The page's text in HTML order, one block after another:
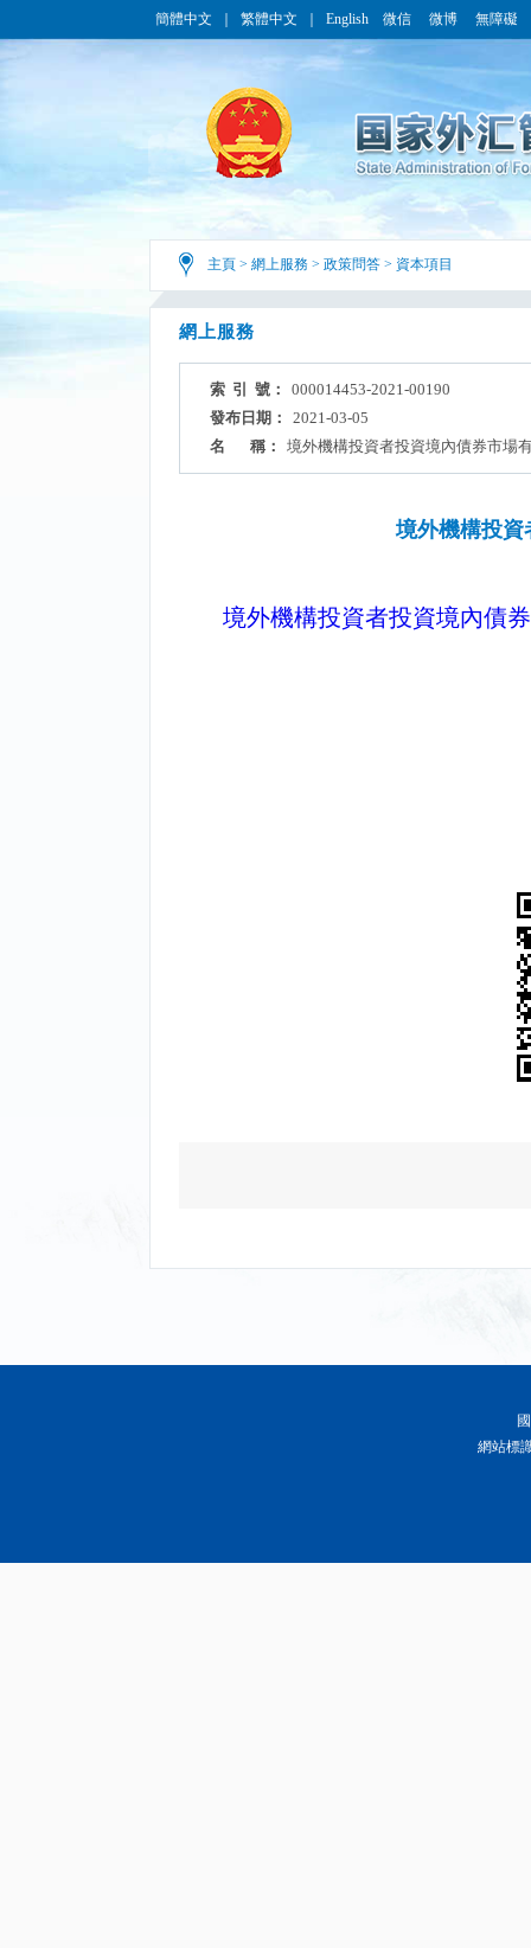
簡體中文 繁體中文 English 微信 微博 無障礙
主頁 > 網上服務 > 政策問答 > 資本項目
網上服務
索 引 號：
000014453-2021-00190
發布日期：
2021-03-05
名 稱：
境外機構投資者投資境內債券市場
境外機構投資
境外機構投資者投資境內債
網站標